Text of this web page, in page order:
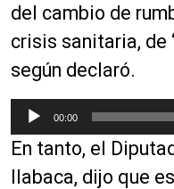
d
u
c
r
d
e
del cambio de
crisis sanitaria, de
según declaró.
e
p
r
00:00
En tanto, el
Ilabaca, dijo que